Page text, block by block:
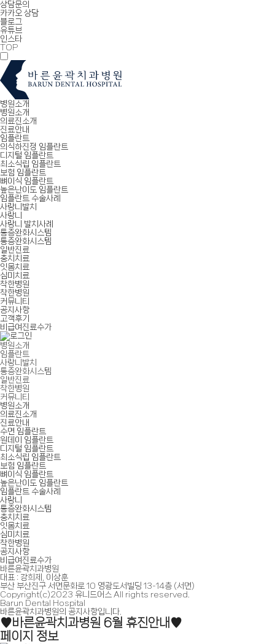
상담문의
카카오 상담
블로그
유튜브
인스타
TOP
병원소개
병원소개
의료진소개
진료안내
임플란트
의식하진정 임플란트
디지털 임플란트
최소식립 임플란트
보험 임플란트
뼈이식 임플란트
높은난이도 임플란트
임플란트 수술사례
사랑니발치
사랑니
사랑니 발치사례
통증완화시스템
통증완화시스템
일반진료
충치치료
잇몸치료
심미치료
착한병원
착한병원
커뮤니티
공지사항
고객후기
비급여진료수가
병원소개
임플란트
사랑니발치
통증완화시스템
일반진료
착한병원
커뮤니티
병원소개
의료진소개
진료안내
수면 임플란트
원데이 임플란트
디지털 임플란트
최소식립 임플란트
보험 임플란트
뼈이식 임플란트
높은난이도 임플란트
임플란트 수술사례
사랑니
통증완화시스템
충치치료
잇몸치료
심미치료
착한병원
공지사항
비급여진료수가
바른윤곽치과병원
대표 : 강희제, 이상훈
부산 부산진구 서면문화로 10 영광도서빌딩 13-14층 (서면)
Copyright(c)2023 유니드어스 All rights reserved.
Barun Dental Hospital
바른윤곽치과병원의 공지사항입니다.
♥바른윤곽치과병원 6월 휴진안내♥
페이지 정보